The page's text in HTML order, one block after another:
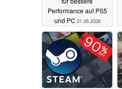
Performance auf PS5
und PC 21.05.2026